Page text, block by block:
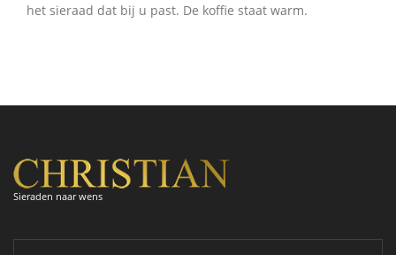
het sieraad dat bij u past. De koffie staat warm.
Sieraden naar wens